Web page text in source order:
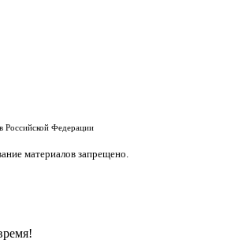
Российской Федерации
материалов запрещено.